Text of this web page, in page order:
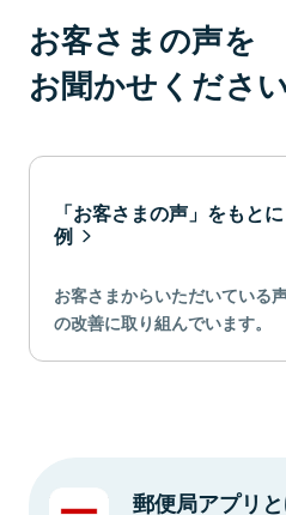
お客さまの声を
お聞かせくださ
「お客さまの声」をもと
例
お客さまからいただいている
の改善に取り組んでいます。
郵便局アプリ